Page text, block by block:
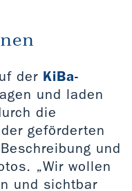
der KiBa-
und laden
die
geförderten
und
„Wir wollen
und sichtbar